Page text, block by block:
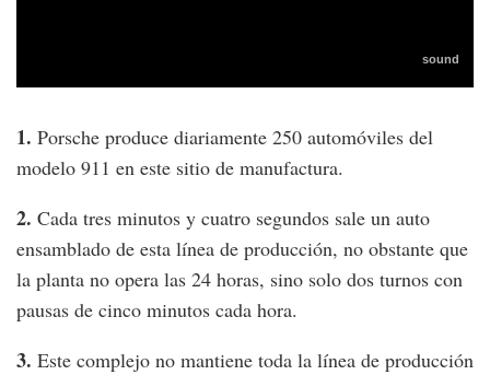
1. Porsche produce diariamente 250 automóviles del
modelo 911 en este sitio de manufactura.
2. Cada tres minutos y cuatro segundos sale un auto
ensamblado de esta línea de producción, no obstante que
la planta no opera las 24 horas, sino solo dos turnos con
pausas de cinco minutos cada hora.
3. Este complejo no mantiene toda la línea de producción